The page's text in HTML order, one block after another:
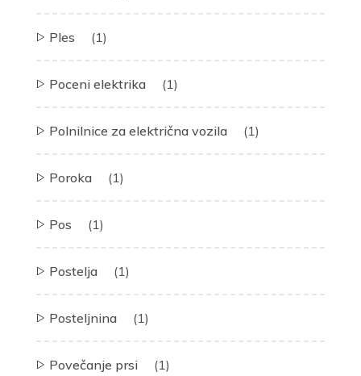
Ples (1)
Poceni elektrika (1)
Polnilnice za električna vozila (1)
Poroka (1)
Pos (1)
Postelja (1)
Posteljnina (1)
Povečanje prsi (1)